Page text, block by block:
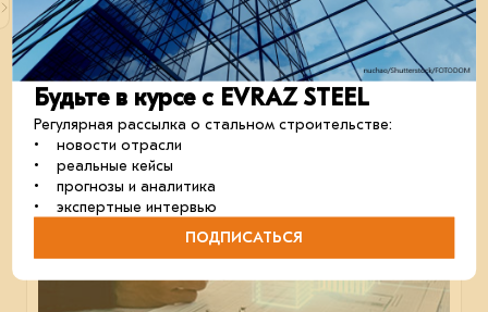
строительство металлоконструкции отрасль
12 сентября 2024
Будьте в курсе с EVRAZ STEEL
Регулярная рассылка о стальном строительстве:
• новости отрасли
• реальные кейсы
• прогнозы и аналитика
• экспертные интервью
ПОДПИСАТЬСЯ